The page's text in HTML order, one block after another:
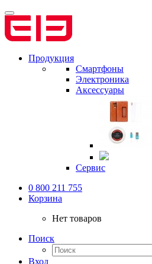
Продукция
Смартфоны
Электроника
Аксессуары
Сервис
0 800 211 755
Корзина
Нет товаров
Поиск
Вход